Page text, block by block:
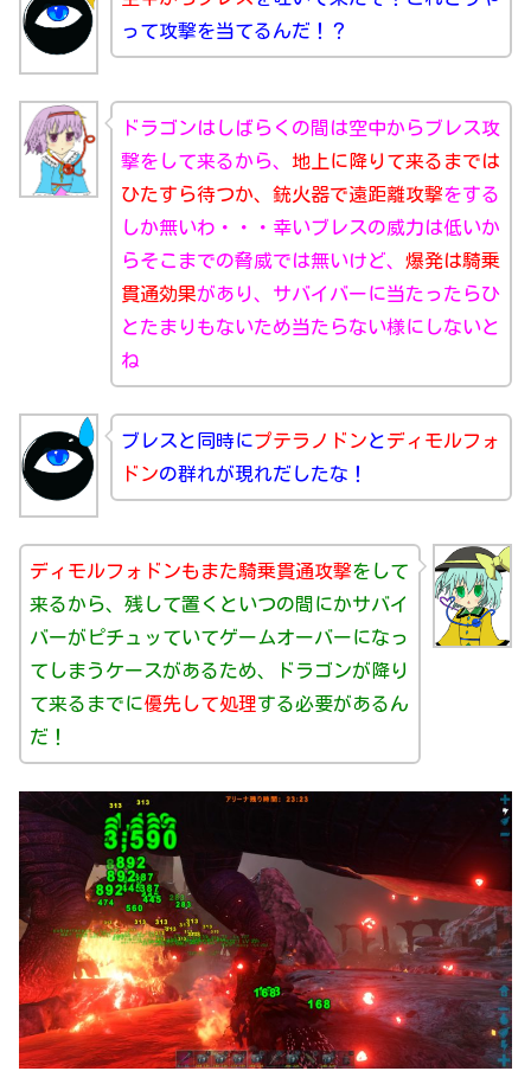
って攻撃を当てるんだ！？
ドラゴンはしばらくの間は空中からブレス攻
撃をして来るから、 地上に降りて来るまでは
ひたすら待つか、銃火器で遠距離攻撃をする
しか無いわ・・・幸いブレスの威力は低いか
らそこまでの脅威では無いけど、 爆発は騎乗
貫通効果があり、サバイバーに当たったらひ
とたまりもないため当たらない様にしないと
ね
ブレスと同時にプテラノドンとディモルフォ
ドンの群れが現れだしたな！
ディモルフォドンもまた騎乗貫通攻撃をして
来るから、残して置くといつの間にかサバイ
バーがピチュッていてゲームオーバーになっ
てしまうケースがあるため、ドラゴンが降り
て来るまでに優先して処理する必要があるん
だ！